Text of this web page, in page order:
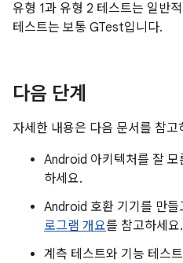
유형 1과 유형 2 테스트는 일반
테스트는 보통 GTest입니다.
다음 단계
자세한 내용은 다음 문서를 참고
Android 아키텍처를 잘 모
하세요.
Android 호환 기기를 만들
로그램 개요를 참고하세요.
계측 테스트와 기능 테스